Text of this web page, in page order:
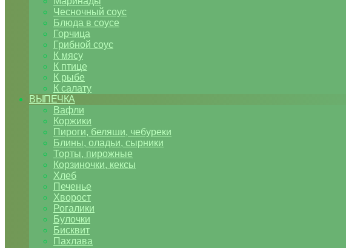
Чесночный соус
Блюда в соусе
Горчица
Грибной соус
К мясу
К птице
К рыбе
К салату
ВЫПЕЧКА
Вафли
Коржики
Пироги, беляши, чебуреки
Блины, оладьи, сырники
Торты, пирожные
Корзиночки, кексы
Хлеб
Печенье
Хворост
Рогалики
Булочки
Бисквит
Пахлава